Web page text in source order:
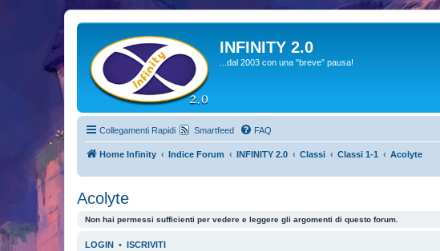
INFINITY 2.0
...dal 2003 con una "breve" pausa!
Collegamenti Rapidi Smartfeed FAQ
Home Infinity Indice Forum INFINITY 2.0 Classi Classi 1-1 Acolyte
Acolyte
Non hai permessi sufficienti per vedere e leggere gli argomenti di questo forum.
LOGIN • ISCRIVITI